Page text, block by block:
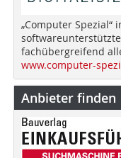
„Computer
fachübergreifend
www.computer-
Anbieter finden